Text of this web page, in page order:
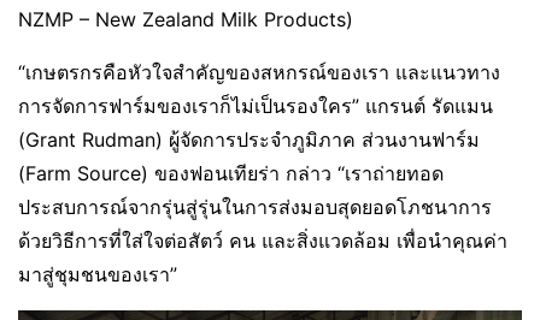
NZMP – New Zealand Milk Products)
“เกษตรกรคือหัวใจสำคัญของสหกรณ์ของเรา และแนวทาง
การจัดการฟาร์มของเราก็ไม่เป็นรองใคร” แกรนต์ รัดแมน
(Grant Rudman) ผู้จัดการประจำภูมิภาค ส่วนงานฟาร์ม
(Farm Source) ของฟอนเทียร่า กล่าว “เราถ่ายทอด
ประสบการณ์จากรุ่นสู่รุ่นในการส่งมอบสุดยอดโภชนาการ
ด้วยวิธีการที่ใส่ใจต่อสัตว์ คน และสิ่งแวดล้อม เพื่อนำคุณค่า
มาสู่ชุมชนของเรา”